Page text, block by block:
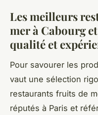
Les meilleurs
mer à Cabourg
qualité et
Pour savourer les
vaut une sélection
restaurants fruits de
réputés à Paris et